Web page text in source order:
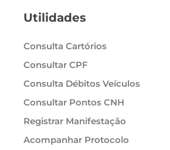
Utilidades
Consulta Cartórios
Consultar CPF
Consulta Débitos Veículos
Consultar Pontos CNH
Registrar Manifestação
Acompanhar Protocolo